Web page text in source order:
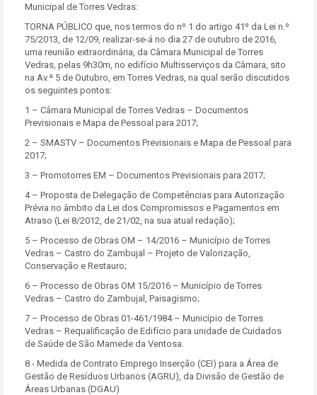
Municipal de Torres Vedras:
TORNA PÚBLICO que, nos termos do nº 1 do artigo 41º da Lei n.º
75/2013, de 12/09, realizar-se-á no dia 27 de outubro de 2016,
uma reunião extraordinária, da Câmara Municipal de Torres
Vedras, pelas 9h30m, no edifício Multisserviços da Câmara, sito
na Av.ª 5 de Outubro, em Torres Vedras, na qual serão discutidos
os seguintes pontos:
1 – Câmara Municipal de Torres Vedras – Documentos
Previsionais e Mapa de Pessoal para 2017;
2 – SMASTV – Documentos Previsionais e Mapa de Pessoal para
2017;
3 – Promotorres EM – Documentos Previsionais para 2017;
4 – Proposta de Delegação de Competências para Autorização
Prévia no âmbito da Lei dos Compromissos e Pagamentos em
Atraso (Lei 8/2012, de 21/02, na sua atual redação);
5 – Processo de Obras OM – 14/2016 – Município de Torres
Vedras – Castro do Zambujal – Projeto de Valorização,
Conservação e Restauro;
6 – Processo de Obras OM 15/2016 – Município de Torres
Vedras – Castro do Zambujal, Paisagismo;
7 – Processo de Obras 01-461/1984 – Município de Torres
Vedras – Requalificação de Edifício para unidade de Cuidados
de Saúde de São Mamede da Ventosa.
8 - Medida de Contrato Emprego Inserção (CEI) para a Área de
Gestão de Resíduos Urbanos (AGRU), da Divisão de Gestão de
Áreas Urbanas (DGAU)